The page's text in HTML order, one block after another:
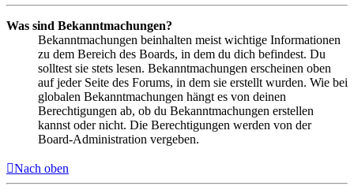
Was sind Bekanntmachungen?
Bekanntmachungen beinhalten meist wichtige Informationen
zu dem Bereich des Boards, in dem du dich befindest. Du
solltest sie stets lesen. Bekanntmachungen erscheinen oben
auf jeder Seite des Forums, in dem sie erstellt wurden. Wie bei
globalen Bekanntmachungen hängt es von deinen
Berechtigungen ab, ob du Bekanntmachungen erstellen
kannst oder nicht. Die Berechtigungen werden von der
Board-Administration vergeben.
Nach oben